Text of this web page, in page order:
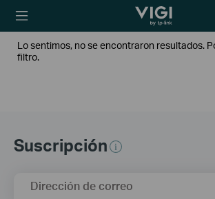
TP-Link, Reliably
Lo sentimos, no se encontraron resultados.
filtro.
Suscripción
Dirección de correo